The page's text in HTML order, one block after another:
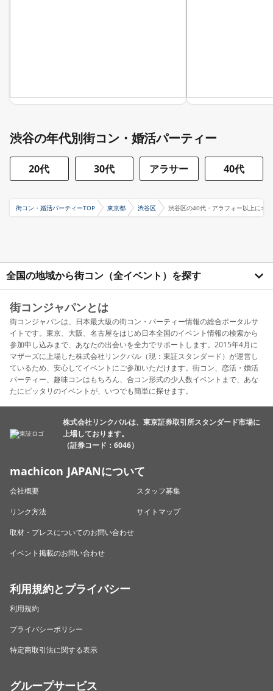
渋谷の年代別街コン・婚活パーティー
20代 30代 アラサー 40代
街コン・婚活パーティーTOP 東京都 渋谷区 渋谷区の40代・アラフォー以上にオ
全国の地域から街コン（全イベント）を探す
街コンジャパンとは
街コンジャパンは、日本最大級の街コン・パーティー情報の総合ポータルサ
イトです。東京、大阪、名古屋をはじめ日本全国のイベント情報の検索から
参加申し込みまで、あなたの出会いを全力でサポートします。2015年4月に
マザーズに上場した株式会社リンクバル（現：東証スタンダード）が運営し
ているため、安心してイベントにご参加いただけます。街コン、恋活・婚活
パーティー、趣味コンはもちろん、合コン形式の少人数イベントまで、あな
たにピッタリのイベントが、いつでも簡単に探せます。
株式会社リンクバルは、東京証券取引所スタンダード市場に
上場しております。
（証券コード：6046）
machicon JAPANについて
会社概要
スタッフ募集
リンク方法
サイトマップ
取材・プレスについてのお問い合わせ
イベント掲載のお問い合わせ
利用規約とプライバシー
利用規約
プライバシーポリシー
特定商取引法に関する表示
グループサービス